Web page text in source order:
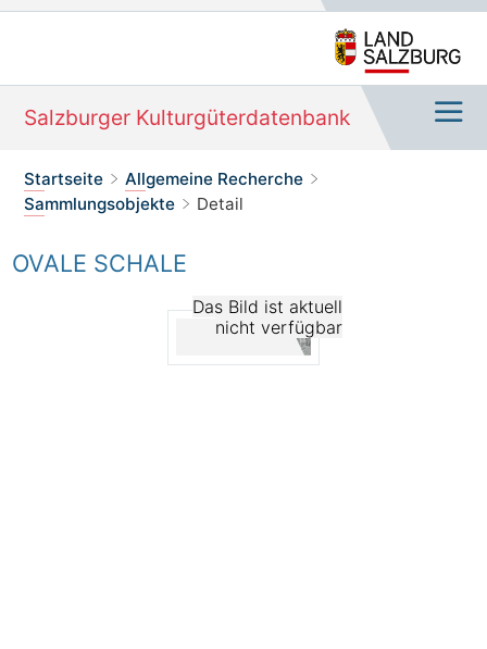
Salzburger Kulturgüterdatenbank
Sie befinden sich hier:
Startseite >Allgemeine Recherche
Sammlungsobjekte >Detail
OVALE SCHALE
Das Bild ist aktuell
nicht verfügbar